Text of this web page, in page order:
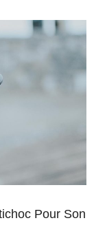
Pour Son